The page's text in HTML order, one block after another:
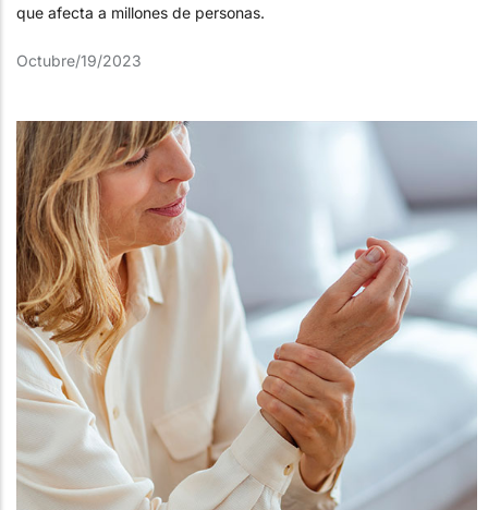
que afecta a millones de personas.
Octubre/19/2023